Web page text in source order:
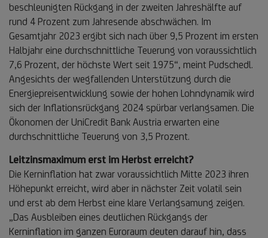
beschleunigten Rückgang in der zweiten Jahreshälfte auf
rund 4 Prozent zum Jahresende abschwächen. Im
Gesamtjahr 2023 ergibt sich nach über 9,5 Prozent im ersten
Halbjahr eine durchschnittliche Teuerung von voraussichtlich
7,6 Prozent, der höchste Wert seit 1975“, meint Pudschedl.
Angesichts der wegfallenden Unterstützung durch die
Energiepreisentwicklung sowie der hohen Lohndynamik wird
sich der Inflationsrückgang 2024 spürbar verlangsamen. Die
Ökonomen der UniCredit Bank Austria erwarten eine
durchschnittliche Teuerung von 3,5 Prozent.
Leitzinsmaximum erst im Herbst erreicht?
Die Kerninflation hat zwar voraussichtlich Mitte 2023 ihren
Höhepunkt erreicht, wird aber in nächster Zeit volatil sein
und erst ab dem Herbst eine klare Verlangsamung zeigen.
„Das Ausbleiben eines deutlichen Rückgangs der
Kerninflation im ganzen Euroraum deuten darauf hin, dass